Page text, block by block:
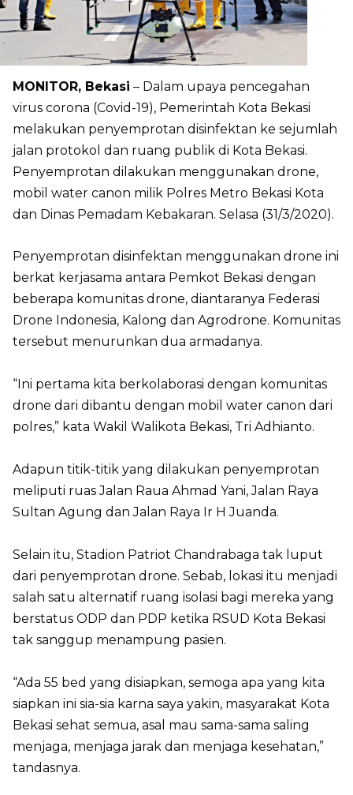
MONITOR, Bekasi – Dalam upaya pencegahan
virus corona (Covid-19), Pemerintah Kota Bekasi
melakukan penyemprotan disinfektan ke sejumlah
jalan protokol dan ruang publik di Kota Bekasi.
Penyemprotan dilakukan menggunakan drone,
mobil water canon milik Polres Metro Bekasi Kota
dan Dinas Pemadam Kebakaran. Selasa (31/3/2020).
Penyemprotan disinfektan menggunakan drone ini
berkat kerjasama antara Pemkot Bekasi dengan
beberapa komunitas drone, diantaranya Federasi
Drone Indonesia, Kalong dan Agrodrone. Komunitas
tersebut menurunkan dua armadanya.
“Ini pertama kita berkolaborasi dengan komunitas
drone dari dibantu dengan mobil water canon dari
polres,” kata Wakil Walikota Bekasi, Tri Adhianto.
Adapun titik-titik yang dilakukan penyemprotan
meliputi ruas Jalan Raua Ahmad Yani, Jalan Raya
Sultan Agung dan Jalan Raya Ir H Juanda.
Selain itu, Stadion Patriot Chandrabaga tak luput
dari penyemprotan drone. Sebab, lokasi itu menjadi
salah satu alternatif ruang isolasi bagi mereka yang
berstatus ODP dan PDP ketika RSUD Kota Bekasi
tak sanggup menampung pasien.
“Ada 55 bed yang disiapkan, semoga apa yang kita
siapkan ini sia-sia karna saya yakin, masyarakat Kota
Bekasi sehat semua, asal mau sama-sama saling
menjaga, menjaga jarak dan menjaga kesehatan,”
tandasnya.